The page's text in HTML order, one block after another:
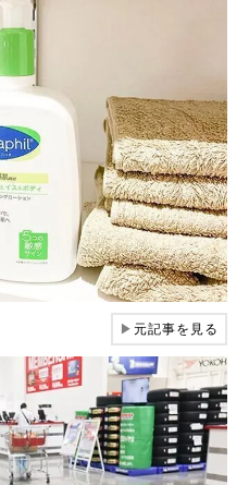
▶元記事を見る